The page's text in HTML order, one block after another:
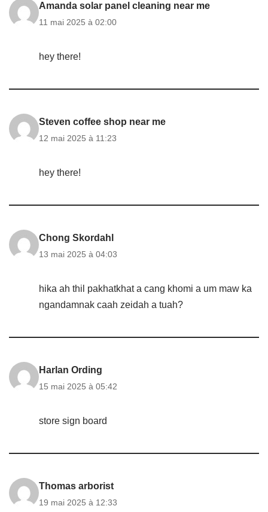
Amanda solar panel cleaning near me
11 mai 2025 à 02:00
hey there!
Steven coffee shop near me
12 mai 2025 à 11:23
hey there!
Chong Skordahl
13 mai 2025 à 04:03
hika ah thil pakhatkhat a cang khomi a um maw ka
ngandamnak caah zeidah a tuah?
Harlan Ording
15 mai 2025 à 05:42
store sign board
Thomas arborist
19 mai 2025 à 12:33